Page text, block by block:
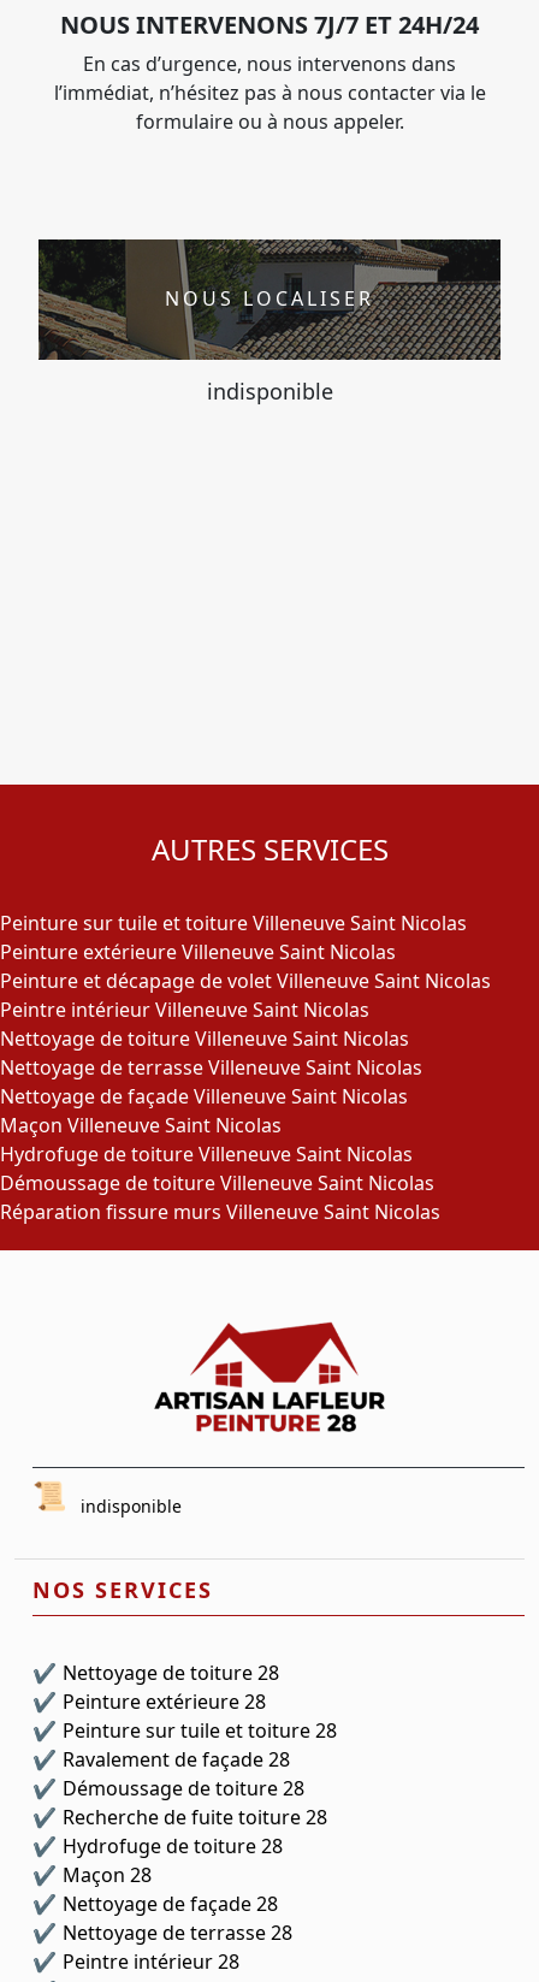
NOUS INTERVENONS 7J/7 ET 24H/24
En cas d’urgence, nous intervenons dans
l’immédiat, n’hésitez pas à nous contacter via le
formulaire ou à nous appeler.
NOUS LOCALISER
indisponible
AUTRES SERVICES
Peinture sur tuile et toiture Villeneuve Saint Nicolas
Peinture extérieure Villeneuve Saint Nicolas
Peinture et décapage de volet Villeneuve Saint Nicolas
Peintre intérieur Villeneuve Saint Nicolas
Nettoyage de toiture Villeneuve Saint Nicolas
Nettoyage de terrasse Villeneuve Saint Nicolas
Nettoyage de façade Villeneuve Saint Nicolas
Maçon Villeneuve Saint Nicolas
Hydrofuge de toiture Villeneuve Saint Nicolas
Démoussage de toiture Villeneuve Saint Nicolas
Réparation fissure murs Villeneuve Saint Nicolas
indisponible
NOS SERVICES
Nettoyage de toiture 28
Peinture extérieure 28
Peinture sur tuile et toiture 28
Ravalement de façade 28
Démoussage de toiture 28
Recherche de fuite toiture 28
Hydrofuge de toiture 28
Maçon 28
Nettoyage de façade 28
Nettoyage de terrasse 28
Peintre intérieur 28